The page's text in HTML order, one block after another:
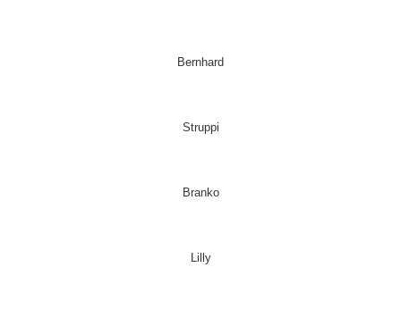
Bernhard
Struppi
Branko
Lilly